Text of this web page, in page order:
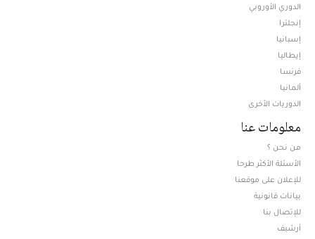
الدوري الأوروبي
إنجلترا
إسبانيا
إيطاليا
فرنسا
ألمانيا
الدوريات الأخرى
معلومات عنا
من نحن ؟
الأسئلة الأكثر طرحا
للإعلان على موقعنا
بيانات قانونية
للإتصال بنا
أرشيف